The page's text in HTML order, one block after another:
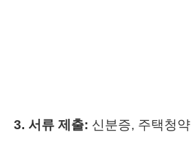
3. 서류 제출: 신분증, 주택청